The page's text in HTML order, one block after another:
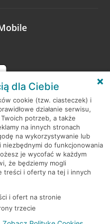
dla Ciebie
cookie (tzw. ciasteczek) i
działanie serwisu,
potrzeb, a także
na innych stronach
na wykorzystywanie lub
niezbędnymi do funkcjonowania
je wycofać w każdym
że będziemy mogli
treści i oferty na tej i innych
i ofert na stronie
trzecie